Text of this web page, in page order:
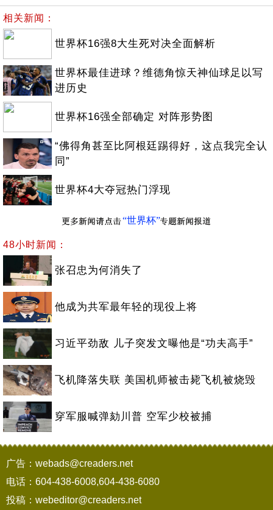
相关新闻：
世界杯16强8大生死对决全面解析
世界杯最佳进球？维德角惊天神仙球足以写
进历史
世界杯16强全部确定 对阵形势图
“佛得角甚至比阿根廷踢得好，这点我完全认
同”
世界杯4大夺冠热门浮现
“世界杯”
48小时新闻：
张召忠为何消失了
他成为共军最年轻的现役上将
习近平劲敌 儿子突发文曝他是“功夫高手”
飞机降落失联 美国机师被击毙飞机被烧毁
穿军服喊弹劾川普 空军少校被捕
广告：webads@creaders.net
电话：604-438-6008,604-438-6080
投稿：webeditor@creaders.net